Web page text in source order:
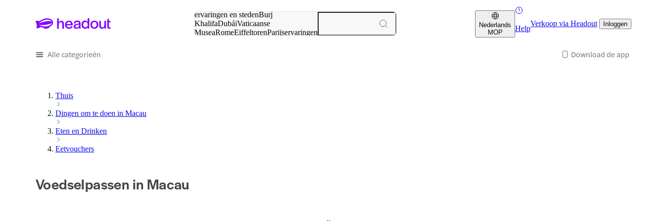
ervaringen en stedenBurj
KhalifaDubáiVaticaanse
MuseaRomeEiffeltorenParijservaringen
Nederlands
MOP
Help
Verkoop via Headout Inloggen
Alle categorieën Download de app
Thuis
Dingen om te doen in Macau
Eten en Drinken
Eetvouchers
Voedselpassen in Macau